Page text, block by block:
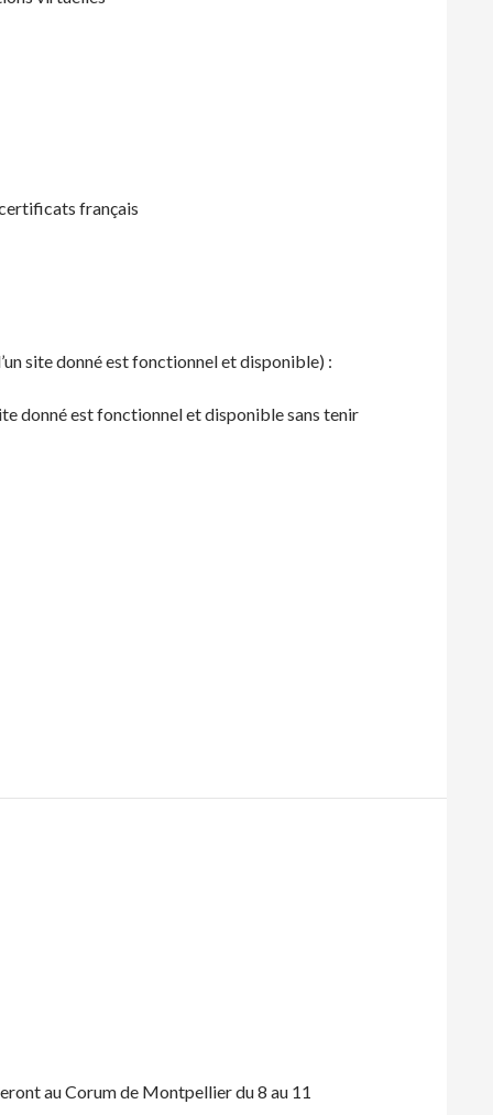
français
site donné est fonctionnel et disponible) :
donné est fonctionnel et disponible sans tenir
au Corum de Montpellier du 8 au 11